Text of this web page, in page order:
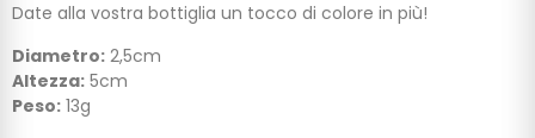
Date alla vostra bottiglia un tocco di colore in più!
Diametro: 2,5cm
Altezza: 5cm
Peso: 13g